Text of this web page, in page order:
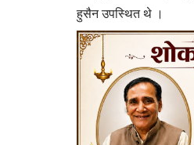
हुसैन उपस्थित थे ।